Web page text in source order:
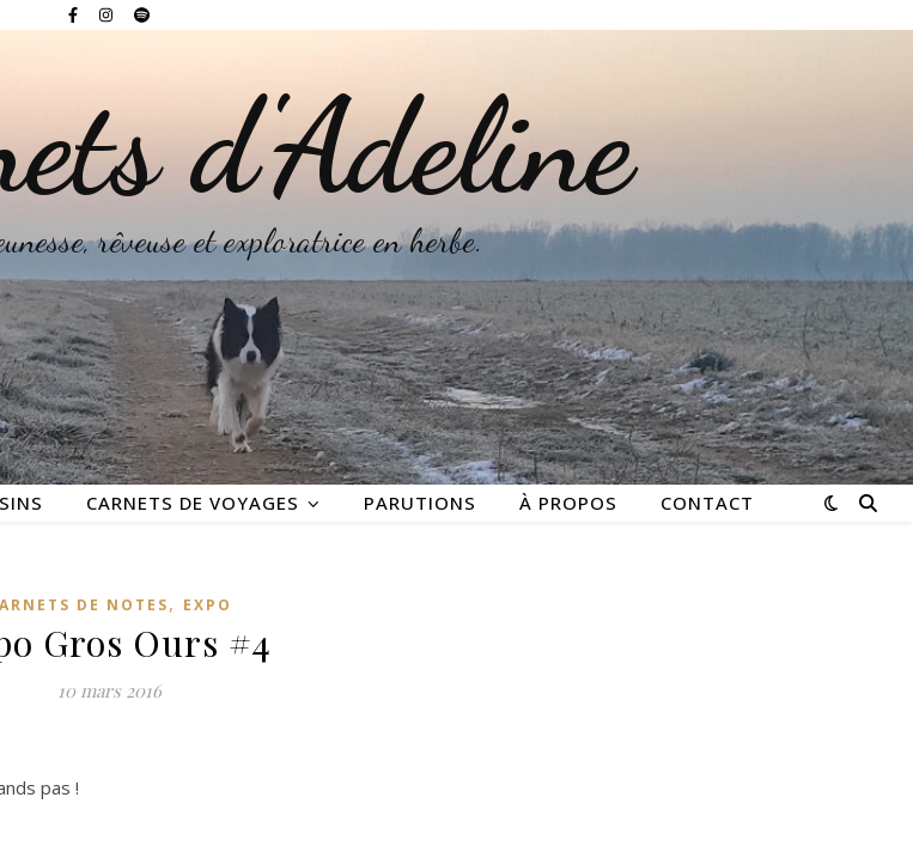
d'Adeline
rêveuse et exploratrice en herbe.
CARNETS DE VOYAGES PARUTIONS À PROPOS CONTACT
DE NOTES, EXPO
Gros Ours #4
10 mars 2016
pas !